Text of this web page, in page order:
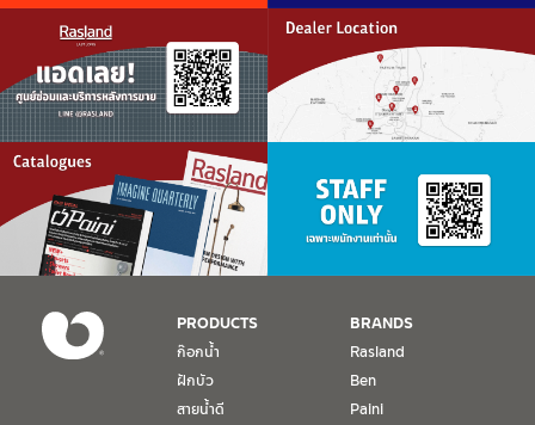
PRODUCTS
ก๊อกน้ำ
ฝักบัว
สายน้ำดี
BRANDS
Rasland
Ben
Paini